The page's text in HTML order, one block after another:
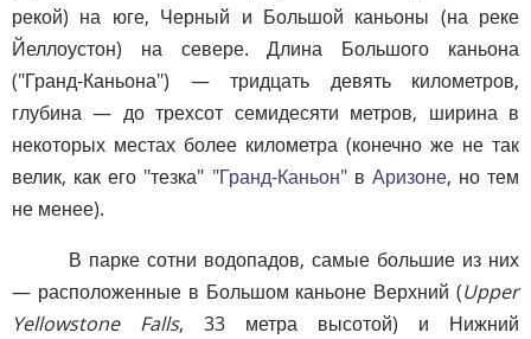
рекой) на юге, Черный и Большой каньоны (на реке
Йеллоустон) на севере. Длина Большого каньона
("Гранд-Каньона") — тридцать девять километров,
глубина — до трехсот семидесяти метров, ширина в
некоторых местах более километра (конечно же не так
велик, как его "тезка" "Гранд-Каньон"в Аризоне, но тем
не менее).
В парке сотни водопадов, самые большие из них
— расположенные в Большом каньоне Верхний (Upper
Yellowstone Falls, 33 метра высотой) и Нижний